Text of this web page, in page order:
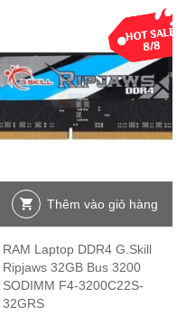
Thêm vào giỏ hàng
RAM Laptop DDR4 G.Skill
Ripjaws 32GB Bus 3200
SODIMM F4-3200C22S-
32GRS